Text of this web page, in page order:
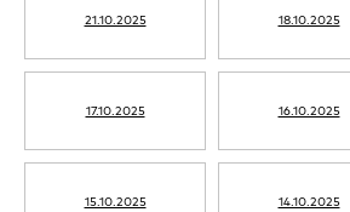
21.10.2025 18.10.2025
17.10.2025 16.10.2025
15.10.2025 14.10.2025